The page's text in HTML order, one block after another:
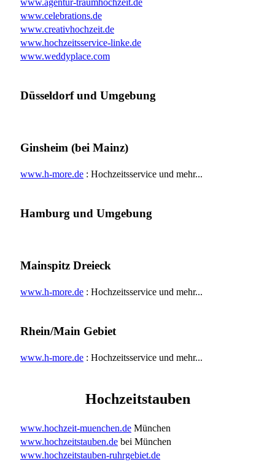
www.celebrations.de
www.creativhochzeit.de
www.hochzeitsservice-linke.de
www.weddyplace.com
Düsseldorf und Umgebung
Ginsheim (bei Mainz)
www.h-more.de : Hochzeitsservice und mehr...
Hamburg und Umgebung
Mainspitz Dreieck
www.h-more.de : Hochzeitsservice und mehr...
Rhein/Main Gebiet
www.h-more.de : Hochzeitsservice und mehr...
Hochzeitstauben
www.hochzeit-muenchen.de München
www.hochzeitstauben.de bei München
www.hochzeitstauben-ruhrgebiet.de